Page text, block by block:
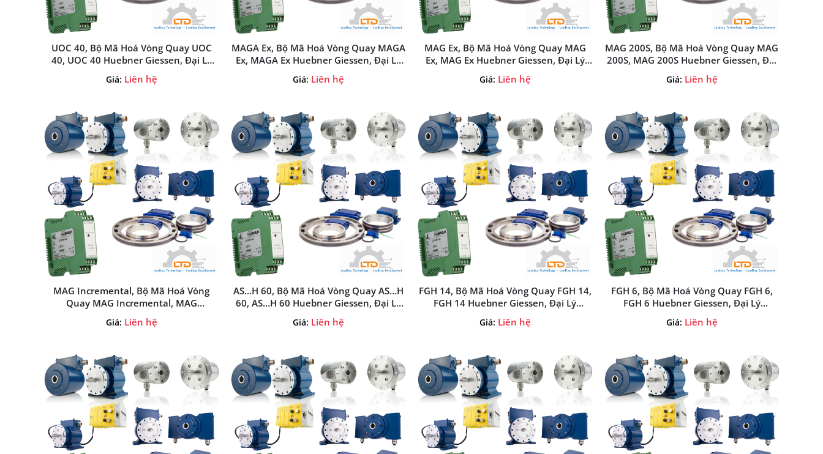
UOC 40, Bộ Mã Hoá Vòng Quay UOC
40, UOC 40 Huebner Giessen, Đại Lý
Giá: Liên hệ
MAGA Ex, Bộ Mã Hoá Vòng Quay MAGA
Ex, MAGA Ex Huebner Giessen, Đại Lý
Giá: Liên hệ
MAG Ex, Bộ Mã Hoá Vòng Quay MAG
Ex, MAG Ex Huebner Giessen, Đại Lý
Giá: Liên hệ
MAG 200S, Bộ Mã Hoá Vòng Quay MAG
200S, MAG 200S Huebner Giessen, Đại
Giá: Liên hệ
MAG Incremental, Bộ Mã Hoá Vòng
Quay MAG Incremental, MAG
Huebner Giessen-Vietnam
Giá: Liên hệ
AS…H 60, Bộ Mã Hoá Vòng Quay AS…H
60, AS…H 60 Huebner Giessen, Đại Lý
Giá: Liên hệ
FGH 14, Bộ Mã Hoá Vòng Quay FGH 14,
FGH 14 Huebner Giessen, Đại Lý
Giá: Liên hệ
FGH 6, Bộ Mã Hoá Vòng Quay FGH 6,
FGH 6 Huebner Giessen, Đại Lý
Giá: Liên hệ